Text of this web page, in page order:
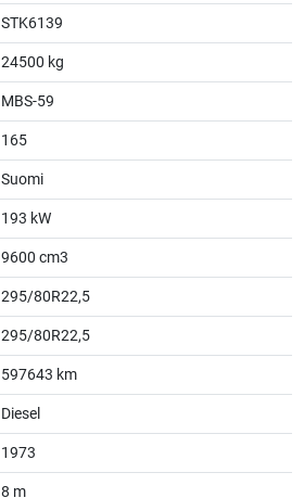
STK6139
24500 kg
MBS-59
165
Suomi
193 kW
9600 cm3
295/80R22,5
295/80R22,5
597643 km
Diesel
1973
8 m